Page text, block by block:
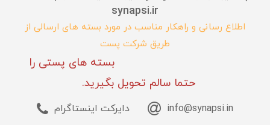
synapsi.ir
اطلاع رسانی و راهکار مناسب در مورد بسته های ارسالی از
طریق شرکت پست
بسته های پستی را
حتما سالم تحویل بگیرید.
info@synapsi.in دایرکت اینستاگرام